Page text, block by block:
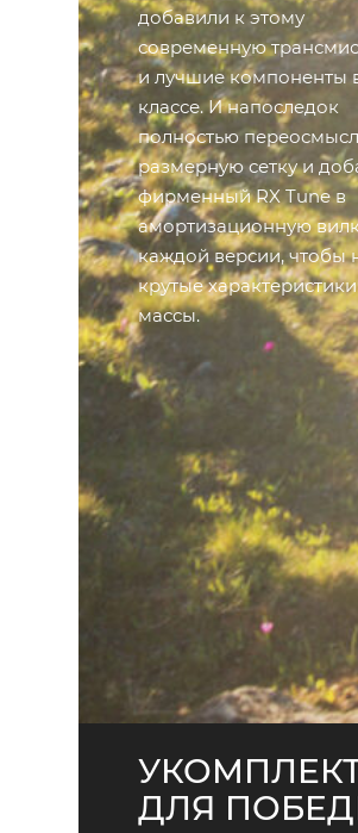
добавили к этому
современную
и лучшие компоненты
классе. И напоследок
полностью
размерную сетку и
фирменный RX Tune в
амортизационную
каждой версии, чтобы
крутые
массы.
ДЛЯ